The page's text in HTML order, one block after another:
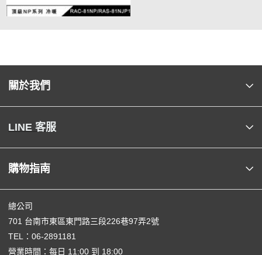
關於我們
LINE 客服
購物指南
總公司
701 台南市東區東門路三段226巷97弄2號
TEL： 06-2891181
營業時間：每日 11:00 到 18:00